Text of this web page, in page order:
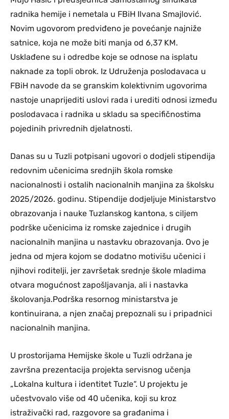
radnika hemije i nemetala u FBiH Ilvana Smajlović.
Novim ugovorom predviđeno je povećanje najniže
satnice, koja ne može biti manja od 6,37 KM.
Usklađene su i odredbe koje se odnose na isplatu
naknade za topli obrok. Iz Udruženja poslodavaca u
FBiH navode da se granskim kolektivnim ugovorima
nastoje unaprijediti uslovi rada i urediti odnosi između
poslodavaca i radnika u skladu sa specifičnostima
pojedinih privrednih djelatnosti.
Danas su u Tuzli potpisani ugovori o dodjeli stipendija
redovnim učenicima srednjih škola romske
nacionalnosti i ostalih nacionalnih manjina za školsku
2025/2026. godinu. Stipendije dodjeljuje Ministarstvo
obrazovanja i nauke Tuzlanskog kantona, s ciljem
podrške učenicima iz romske zajednice i drugih
nacionalnih manjina u nastavku obrazovanja. Ovo je
jedna od mjera kojom se dodatno motivišu učenici i
njihovi roditelji, jer završetak srednje škole mladima
otvara mogućnost zapošljavanja, ali i nastavka
školovanja.Podrška resornog ministarstva je
kontinuirana, a njen značaj prepoznali su i pripadnici
nacionalnih manjina.
U prostorijama Hemijske škole u Tuzli održana je
završna prezentacija projekta servisnog učenja
„Lokalna kultura i identitet Tuzle“. U projektu je
učestvovalo više od 40 učenika, koji su kroz
istraživački rad, razgovore sa građanima i